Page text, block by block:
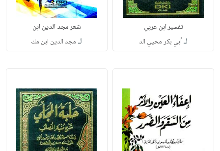
تفسير ابن عربي
لـأبي بكر محيي الد
شعر مجد الدين ابن
لـ مجد الدين ابن مك